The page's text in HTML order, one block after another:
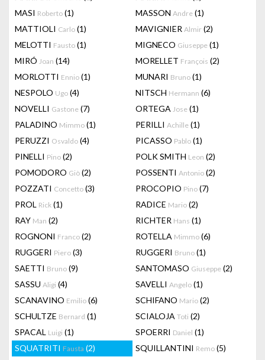
MASI Roberto (1) MASSON Andre (1)
MATTIOLI Carlo (1) MAVIGNIER Almir (2)
MELOTTI Fausto (1) MIGNECO Giuseppe (1)
MIRÓ Joan (14) MORELLET François (2)
MORLOTTI Ennio (1) MUNARI Bruno (1)
NESPOLO Ugo (4) NITSCH Hermann (6)
NOVELLI Gastone (7) ORTEGA Jose (1)
PALADINO Mimmo (1) PERILLI Achille (1)
PERUZZI Osvaldo (4) PICASSO Pablo (1)
PINELLI Pino (2) POLK SMITH Leon (2)
POMODORO Giò (2) POSSENTI Antonio (2)
POZZATI Concetto (3) PROCOPIO Pino (7)
PROL Rick (1) RADICE Mario (2)
RAY Man (2) RICHTER Hans (1)
ROGNONI Franco (2) ROTELLA Mimmo (6)
RUGGERI Piero (3) RUGGERI Bruno (1)
SAETTI Bruno (9) SANTOMASO Giuseppe (2)
SASSU Aligi (4) SAVELLI Angelo (1)
SCANAVINO Emilio (6) SCHIFANO Mario (2)
SCHULTZE Bernard (1) SCIALOJA Toti (2)
SPACAL Luigi (1) SPOERRI Daniel (1)
SQUATRITI Fausta (2) SQUILLANTINI Remo (5)